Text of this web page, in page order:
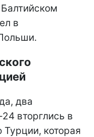
в
два
вторглись в
которая